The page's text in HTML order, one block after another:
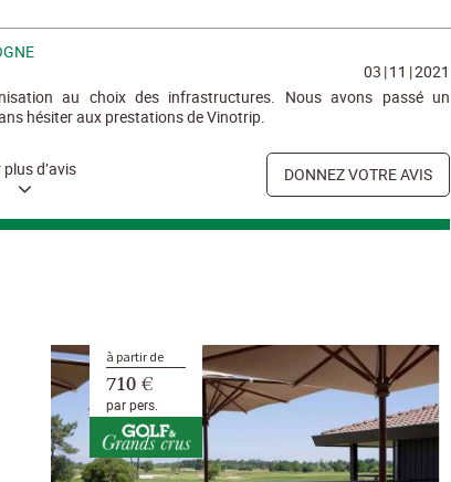
03 |11 |2021
au choix des infrastructures. Nous avons passé un
hésiter aux prestations de Vinotrip.
d’avis DONNEZ VOTRE AVIS
à partir de
710 €
par pers.